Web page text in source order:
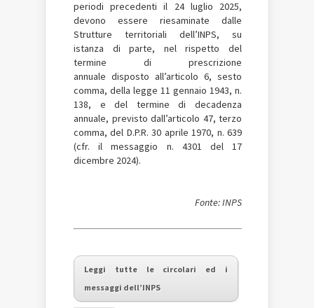
periodi precedenti il 24 luglio 2025,
devono essere riesaminate dalle
Strutture territoriali dell’INPS, su
istanza di parte, nel rispetto del
termine di prescrizione
annuale disposto all’articolo 6, sesto
comma, della legge 11 gennaio 1943, n.
138, e del termine di decadenza
annuale, previsto dall’articolo 47, terzo
comma, del D.P.R. 30 aprile 1970, n. 639
(cfr. il messaggio n. 4301 del 17
dicembre 2024).
Fonte: INPS
Leggi tutte le circolari ed i
messaggi dell’INPS